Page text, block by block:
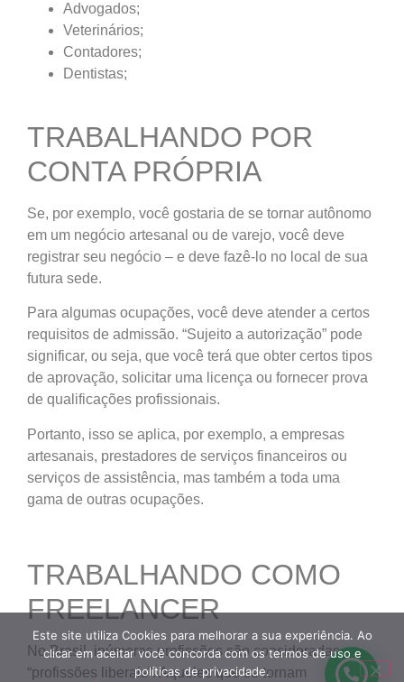
Advogados;
Veterinários;
Contadores;
Dentistas;
TRABALHANDO POR
CONTA PRÓPRIA
Se, por exemplo, você gostaria de se tornar autônomo
em um negócio artesanal ou de varejo, você deve
registrar seu negócio – e deve fazê-lo no local de sua
futura sede.
Para algumas ocupações, você deve atender a certos
requisitos de admissão. “Sujeito a autorização” pode
significar, ou seja, que você terá que obter certos tipos
de aprovação, solicitar uma licença ou fornecer prova
de qualificações profissionais.
Portanto, isso se aplica, por exemplo, a empresas
artesanais, prestadores de serviços financeiros ou
serviços de assistência, mas também a toda uma
gama de outras ocupações.
TRABALHANDO COMO
FREELANCER
No Brasil, inúmeras profissões são consideradas
“profissões liberais”. Aqueles que se tornam
Este site utiliza Cookies para melhorar a sua experiência. Ao
clicar em aceitar você concorda com os termos de uso e
políticas de privacidade.